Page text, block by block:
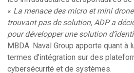
« La menace des micro et mini
trouvant pas de solution, ADP a
pour développer une solution
MBDA. Naval Group apporte quant à
termes d’intégration sur des
cybersécurité et de systèmes.